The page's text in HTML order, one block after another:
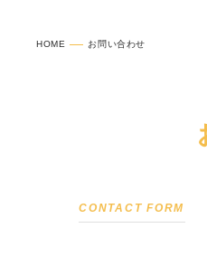
HOME お問い合わせ
CONTACT FORM